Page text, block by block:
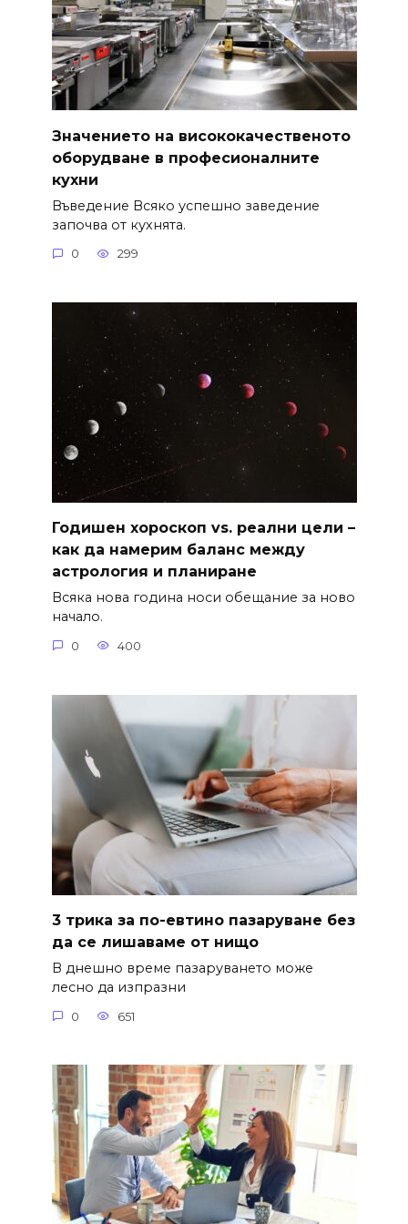
Значението на висококачественото
оборудване в професионалните
кухни
Въведение Всяко успешно заведение
започва от кухнята.
0 299
Годишен хороскоп vs. реални цели –
как да намерим баланс между
астрология и планиране
Всяка нова година носи обещание за ново
начало.
0 400
3 трика за по-евтино пазаруване без
да се лишаваме от нищо
В днешно време пазаруването може
лесно да изпразни
0 651